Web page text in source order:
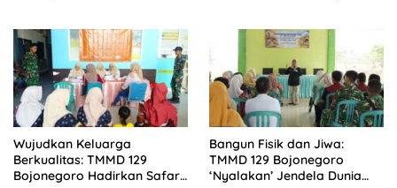
Wujudkan Keluarga
Berkualitas: TMMD 129
Bojonegoro Hadirkan Safari
Bangun Fisik dan Jiwa:
TMMD 129 Bojonegoro
‘Nyalakan’ Jendela Dunia